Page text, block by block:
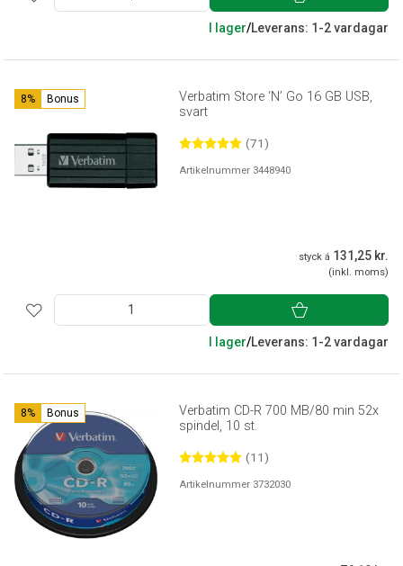
I lager/Leverans: 1-2 vardagar
8% Bonus
Verbatim Store ‘N’ Go 16 GB USB,
svart
(71)
Artikelnummer 3448940
styck á 131,25 kr.
(inkl. moms)
I lager/Leverans: 1-2 vardagar
8% Bonus
Verbatim CD-R 700 MB/80 min 52x
spindel, 10 st.
(11)
Artikelnummer 3732030